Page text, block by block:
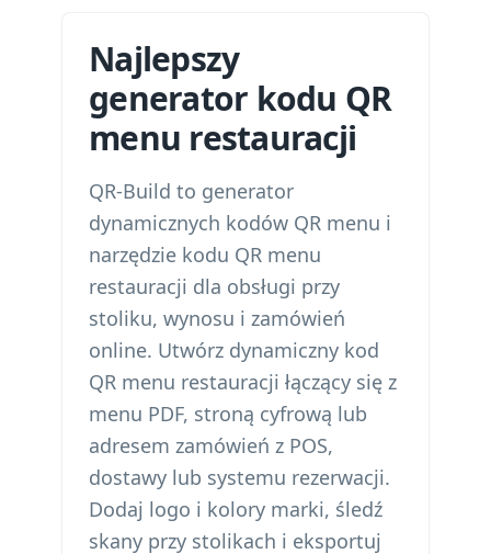
Najlepszy
generator kodu QR
menu restauracji
QR-Build to generator
dynamicznych kodów QR menu i
narzędzie kodu QR menu
restauracji dla obsługi przy
stoliku, wynosu i zamówień
online. Utwórz dynamiczny kod
QR menu restauracji łączący się z
menu PDF, stroną cyfrową lub
adresem zamówień z POS,
dostawy lub systemu rezerwacji.
Dodaj logo i kolory marki, śledź
skany przy stolikach i eksportuj